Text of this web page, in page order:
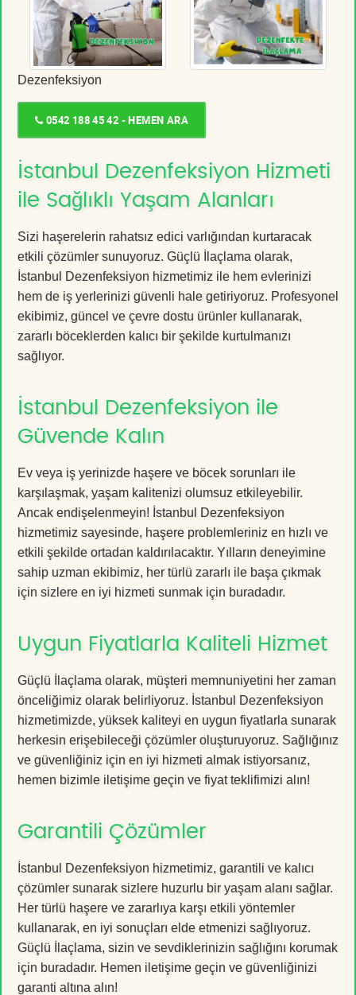
Dezenfeksiyon
0542 188 45 42 - HEMEN ARA
İstanbul Dezenfeksiyon Hizmeti
ile Sağlıklı Yaşam Alanları
Sizi haşerelerin rahatsız edici varlığından kurtaracak
etkili çözümler sunuyoruz. Güçlü İlaçlama olarak,
İstanbul Dezenfeksiyon hizmetimiz ile hem evlerinizi
hem de iş yerlerinizi güvenli hale getiriyoruz. Profesyonel
ekibimiz, güncel ve çevre dostu ürünler kullanarak,
zararlı böceklerden kalıcı bir şekilde kurtulmanızı
sağlıyor.
İstanbul Dezenfeksiyon ile
Güvende Kalın
Ev veya iş yerinizde haşere ve böcek sorunları ile
karşılaşmak, yaşam kalitenizi olumsuz etkileyebilir.
Ancak endişelenmeyin! İstanbul Dezenfeksiyon
hizmetimiz sayesinde, haşere problemleriniz en hızlı ve
etkili şekilde ortadan kaldırılacaktır. Yılların deneyimine
sahip uzman ekibimiz, her türlü zararlı ile başa çıkmak
için sizlere en iyi hizmeti sunmak için buradadır.
Uygun Fiyatlarla Kaliteli Hizmet
Güçlü İlaçlama olarak, müşteri memnuniyetini her zaman
önceliğimiz olarak belirliyoruz. İstanbul Dezenfeksiyon
hizmetimizde, yüksek kaliteyi en uygun fiyatlarla sunarak
herkesin erişebileceği çözümler oluşturuyoruz. Sağlığınız
ve güvenliğiniz için en iyi hizmeti almak istiyorsanız,
hemen bizimle iletişime geçin ve fiyat teklifimizi alın!
Garantili Çözümler
İstanbul Dezenfeksiyon hizmetimiz, garantili ve kalıcı
çözümler sunarak sizlere huzurlu bir yaşam alanı sağlar.
Her türlü haşere ve zararlıya karşı etkili yöntemler
kullanarak, en iyi sonuçları elde etmenizi sağlıyoruz.
Güçlü İlaçlama, sizin ve sevdiklerinizin sağlığını korumak
için buradadır. Hemen iletişime geçin ve güvenliğinizi
garanti altına alın!